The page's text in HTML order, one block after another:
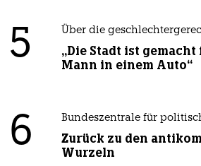
5 Über die
„Die Stadt ist
Mann in einem Auto“
6 Bundeszentrale für
Zurück zu den
Wurzeln